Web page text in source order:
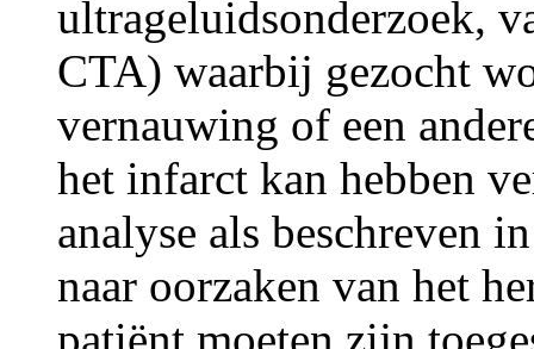
ultrageluidsonderzoek,
CTA) waarbij gezocht
vernauwing of een
het infarct kan hebben
analyse als beschreven
naar oorzaken van het